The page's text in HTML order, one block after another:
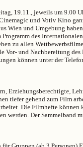
19.11., jeweils um 9.00
und Votiv Kino
Wien und Umgebung
Programm des
zu allen
Vor- und Nachbereitung des
können unter der
Erziehungsberechtigte,
tiefer gehend zum Film
Die Filmhefte können
werden. Der Sammelband